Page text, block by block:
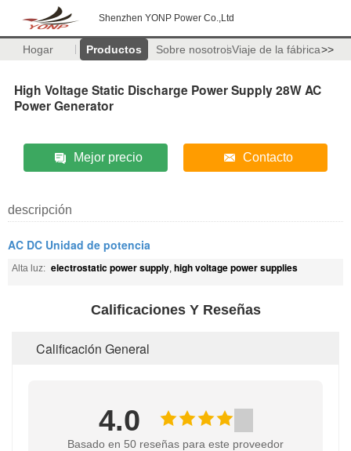
Shenzhen YONP Power Co.,Ltd
Hogar Productos Sobre nosotrosViaje de la fábrica>>
High Voltage Static Discharge Power Supply 28W AC
Power Generator
Mejor precio Contacto
descripción
AC DC Unidad de potencia
Alta luz: electrostatic power supply, high voltage power supplies
Calificaciones Y Reseñas
Calificación General
4.0
Basado en 50 reseñas para este proveedor